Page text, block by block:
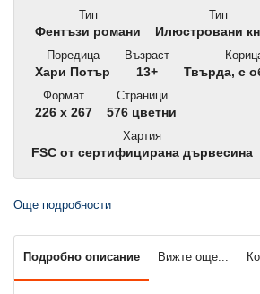
Тип
Фентъзи романи
Тип
Илюстровани
Поредица
Хари Потър
Възраст
13+
Твърда, с
Формат
226 x 267
Страници
576 цветни
Хартия
FSC от сертифицирана дървесина
Още подробности
Подробно описание Вижте още...